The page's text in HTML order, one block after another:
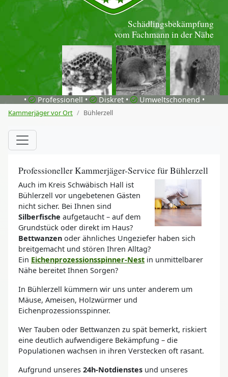
Schädlingsbekämpfung
vom Fachmann in der Nähe
• Professionell • Diskret • Umweltschonend •
Kammerjäger vor Ort Bühlerzell
Professioneller Kammerjäger-Service für Bühlerzell
Auch im Kreis Schwäbisch Hall ist
Bühlerzell vor ungebetenen Gästen
nicht sicher. Bei Ihnen sind
Silberfische aufgetaucht – auf dem
Grundstück oder direkt im Haus?
Bettwanzen oder ähnliches Ungeziefer haben sich
breitgemacht und stören Ihren Alltag?
Ein Eichenprozessionsspinner-Nest in unmittelbarer
Nähe bereitet Ihnen Sorgen?
In Bühlerzell kümmern wir uns unter anderem um
Mäuse, Ameisen, Holzwürmer und
Eichenprozessionsspinner.
Wer Tauben oder Bettwanzen zu spät bemerkt, riskiert
eine deutlich aufwendigere Bekämpfung – die
Populationen wachsen in ihren Verstecken oft rasant.
Aufgrund unseres 24h-Notdienstes und unseres